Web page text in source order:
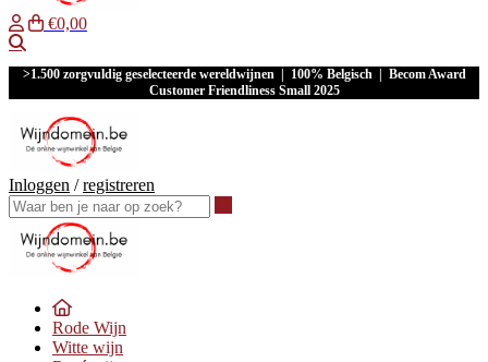
€0,00
>1.500 zorgvuldig geselecteerde wereldwijnen | 100% Belgisch | Becom Award
Customer Friendliness Small 2025
Inloggen /registreren
Rode Wijn
Witte wijn